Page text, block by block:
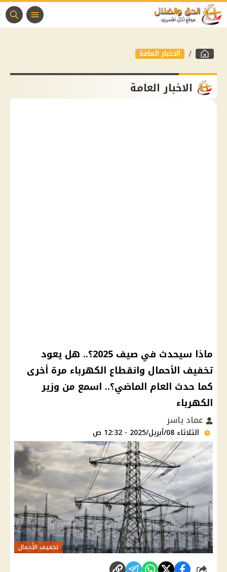
الاخبار العامة
الاخبار العامة
ماذا سيحدث في صيف 2025؟.. هل يعود
تخفيف الأحمال وانقطاع الكهرباء مرة أخرى
كما حدث العام الماضي؟.. اسمع من وزير
الكهرباء
عماد ياسر
الثلاثاء 08/أبريل/2025 - 12:32 ص
تخفيف الأحمال